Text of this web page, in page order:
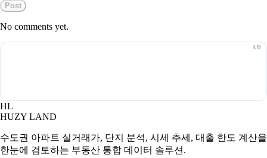
Post
No comments yet.
HL
HUZY LAND
수도권 아파트 실거래가, 단지 분석, 시세 추세, 대출 한도 계산을
한눈에 검토하는 부동산 통합 데이터 솔루션.